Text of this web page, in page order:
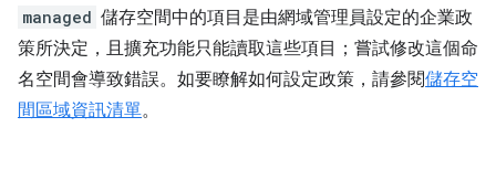
managed 儲存空間中的項目是由網域管理員設定的企業政
策所決定，且擴充功能只能讀取這些項目；嘗試修改這個命
名空間會導致錯誤。如要瞭解如何設定政策，請參閱儲存空
間區域資訊清單。